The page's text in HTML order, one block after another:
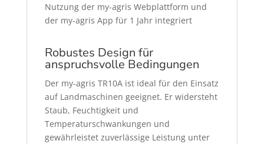
Nutzung der my-agris Webplattform und
der my-agris App für 1 Jahr integriert
Robustes Design für
anspruchsvolle Bedingungen
Der my-agris TR10A ist ideal für den Einsatz
auf Landmaschinen geeignet. Er widersteht
Staub, Feuchtigkeit und
Temperaturschwankungen und
gewährleistet zuverlässige Leistung unter